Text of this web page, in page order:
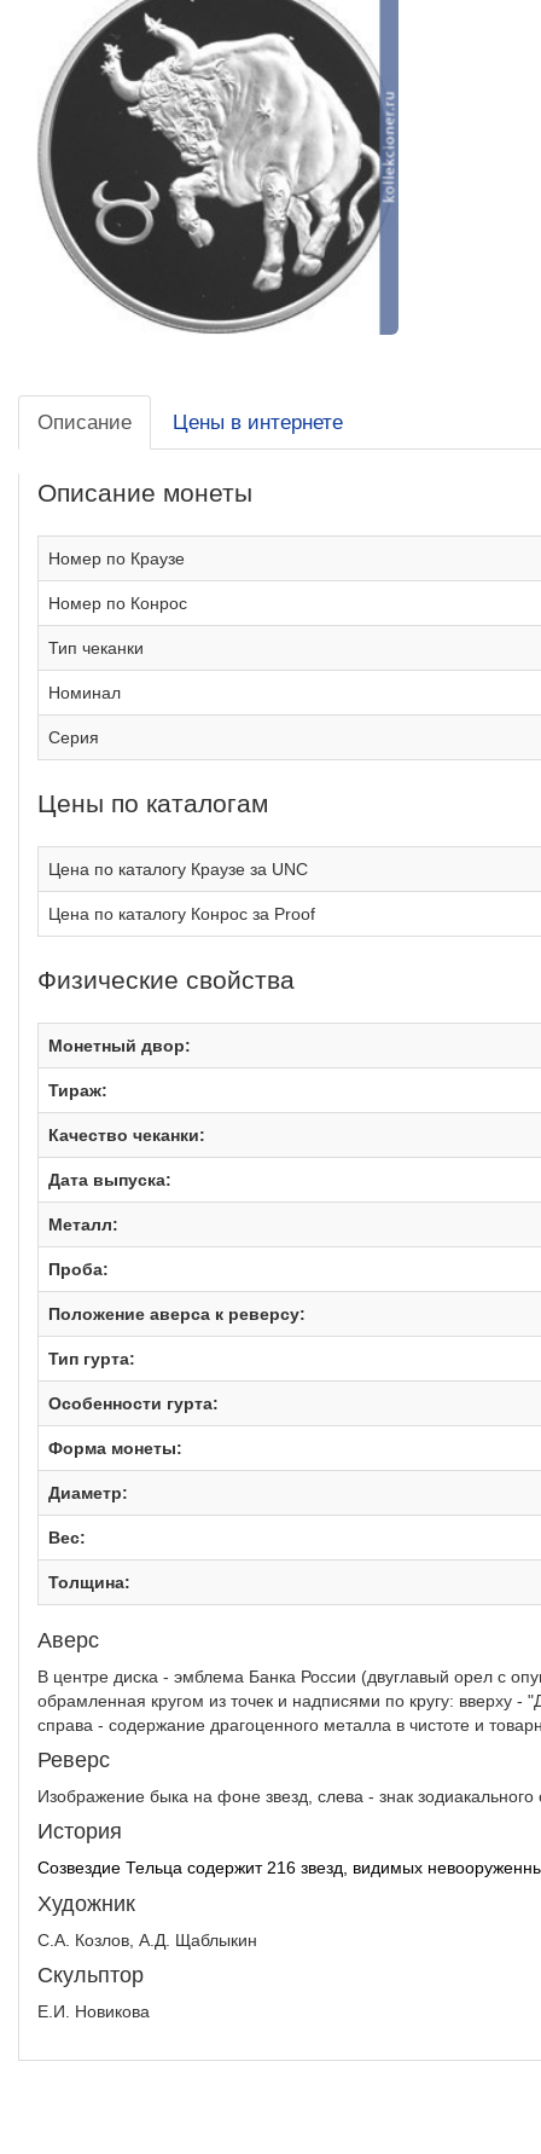
Описание Цены в интернете
Описание монеты
Номер по Краузе
Номер по Конрос
Тип чеканки
Номинал
Серия
Цены по каталогам
Цена по каталогу Краузе за UNC
Цена по каталогу Конрос за Proof
Физические свойства
Монетный двор:
Тираж:
Качество чеканки:
Дата выпуска:
Металл:
Проба:
Положение аверса к реверсу:
Тип гурта:
Особенности гурта:
Форма монеты:
Диаметр:
Вес:
Толщина:
Аверс
В центре диска - эмблема Банка России (двуглавый орел с
обрамленная кругом из точек и надписями по кругу: вверху
справа - содержание драгоценного металла в чистоте и
Реверс
Изображение быка на фоне звезд, слева - знак зодиакального
История
Созвездие Тельца содержит 216 звeзд, видимых
Художник
С.А. Козлов, А.Д. Щаблыкин
Скульптор
Е.И. Новикова